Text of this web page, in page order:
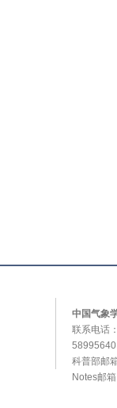
中国气象
联系电话
科普部邮
Notes邮